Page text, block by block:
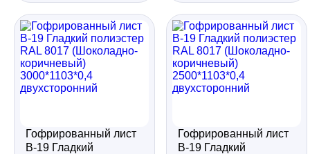
Гофрированный лист
В-19 Гладкий
Гофрированный лист
В-19 Гладкий